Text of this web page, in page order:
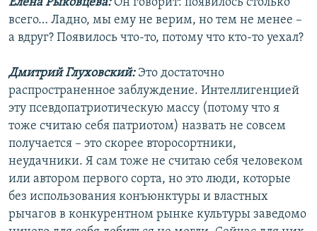
всего… Ладно, мы ему не верим, но тем не менее –
а вдруг? Появилось что-то, потому что кто-то уехал?
Дмитрий Глуховский:Это достаточно
распространенное заблуждение. Интеллигенцией
эту псевдопатриотическую массу (потому что я
тоже считаю себя патриотом) назвать не совсем
получается – это скорее второсортники,
неудачники. Я сам тоже не считаю себя человеком
или автором первого сорта, но это люди, которые
без использования конъюнктуры и властных
рычагов в конкурентном рынке культуры заведомо